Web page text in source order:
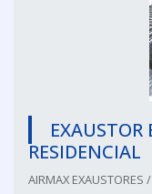
EXAUSTOR
RESIDENCIAL
AIRMAX EXAUSTORES